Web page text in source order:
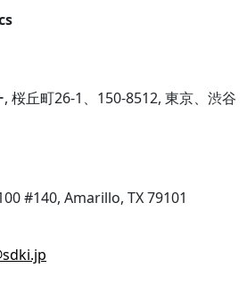
桜丘町26-1、150-8512, 東京、渋谷
#140, Amarillo, TX 79101